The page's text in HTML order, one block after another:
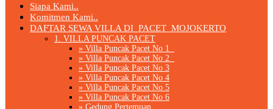
Siapa Kami..
Komitmen Kami..
DAFTAR SEWA VILLA DI PACET MOJOKERTO
1. VILLA PUNCAK PACET
» Villa Puncak Pacet No 1
» Villa Puncak Pacet No 2
» Villa Puncak Pacet No 3
» Villa Puncak Pacet No 4
» Villa Puncak Pacet No 5
» Villa Puncak Pacet No 6
» Gedung Pertemuan